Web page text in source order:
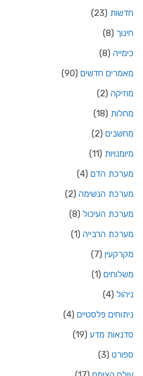
חדשות (23)
חינוך (8)
כימייה (8)
מאמרים חדשים (90)
מוזיקה (2)
מחלות (18)
מחשבים (2)
מיומנויות (11)
מערכת הדם (4)
מערכת הנשימה (2)
מערכת העיכול (8)
מערכת הרבייה (1)
מקרקעין (7)
משלוחים (1)
ניהול (4)
ניתוחים פלסטיים (4)
סדנאות מדע (19)
ספורט (3)